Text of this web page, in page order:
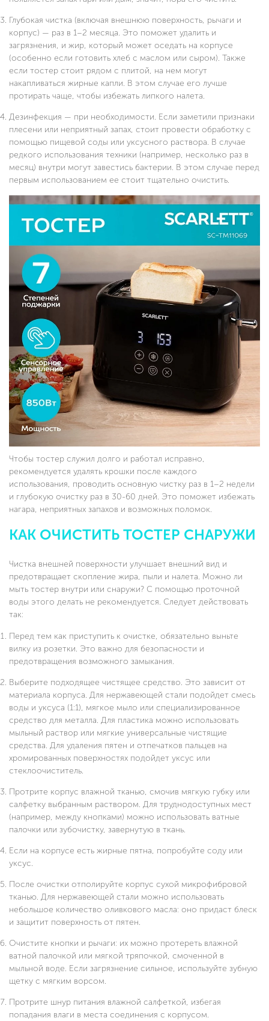
Глубокая чистка (включая внешнюю поверхность, рычаги и
корпус) — раз в 1–2 месяца. Это поможет удалить и
загрязнения, и жир, который может оседать на корпусе
(особенно если готовить хлеб с маслом или сыром). Также
если тостер стоит рядом с плитой, на нем могут
накапливаться жирные капли. В этом случае его лучше
протирать чаще, чтобы избежать липкого налета.
Дезинфекция — при необходимости. Если заметили признаки
плесени или неприятный запах, стоит провести обработку с
помощью пищевой соды или уксусного раствора. В случае
редкого использования техники (например, несколько раз в
месяц) внутри могут завестись бактерии. В этом случае перед
первым использованием ее стоит тщательно очистить.
Чтобы тостер служил долго и работал исправно,
рекомендуется удалять крошки после каждого
использования, проводить основную чистку раз в 1–2 недели
и глубокую очистку раз в 30-60 дней. Это поможет избежать
нагара, неприятных запахов и возможных поломок.
КАК ОЧИСТИТЬ ТОСТЕР СНАРУЖИ
Чистка внешней поверхности улучшает внешний вид и
предотвращает скопление жира, пыли и налета. Можно ли
мыть тостер внутри или снаружи? С помощью проточной
воды этого делать не рекомендуется. Следует действовать
так:
Перед тем как приступить к очистке, обязательно выньте
вилку из розетки. Это важно для безопасности и
предотвращения возможного замыкания.
Выберите подходящее чистящее средство. Это зависит от
материала корпуса. Для нержавеющей стали подойдет смесь
воды и уксуса (1:1), мягкое мыло или специализированное
средство для металла. Для пластика можно использовать
мыльный раствор или мягкие универсальные чистящие
средства. Для удаления пятен и отпечатков пальцев на
хромированных поверхностях подойдет уксус или
стеклоочиститель.
Протрите корпус влажной тканью, смочив мягкую губку или
салфетку выбранным раствором. Для труднодоступных мест
(например, между кнопками) можно использовать ватные
палочки или зубочистку, завернутую в ткань.
Если на корпусе есть жирные пятна, попробуйте соду или
уксус.
После очистки отполируйте корпус сухой микрофибровой
тканью. Для нержавеющей стали можно использовать
небольшое количество оливкового масла: оно придаст блеск
и защитит поверхность от пятен.
Очистите кнопки и рычаги: их можно протереть влажной
ватной палочкой или мягкой тряпочкой, смоченной в
мыльной воде. Если загрязнение сильное, используйте зубную
щетку с мягким ворсом.
Протрите шнур питания влажной салфеткой, избегая
попадания влаги в места соединения с корпусом.